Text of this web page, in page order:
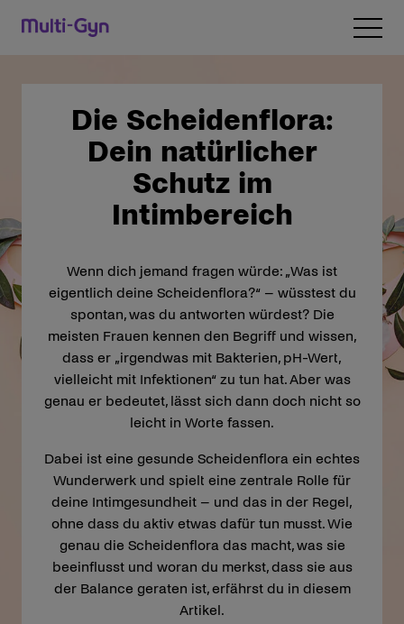
Die Scheidenflora:
Dein natürlicher
Schutz im
Intimbereich
Wenn dich jemand fragen würde: „Was ist
eigentlich deine Scheidenflora?“ – wüsstest du
spontan, was du antworten würdest? Die
meisten Frauen kennen den Begriff und wissen,
dass er „irgendwas mit Bakterien, pH-Wert,
vielleicht mit Infektionen“ zu tun hat. Aber was
genau er bedeutet, lässt sich dann doch nicht so
leicht in Worte fassen.
Dabei ist eine gesunde Scheidenflora ein echtes
Wunderwerk und spielt eine zentrale Rolle für
deine Intimgesundheit – und das in der Regel,
ohne dass du aktiv etwas dafür tun musst. Wie
genau die Scheidenflora das macht, was sie
beeinflusst und woran du merkst, dass sie aus
der Balance geraten ist, erfährst du in diesem
Artikel.